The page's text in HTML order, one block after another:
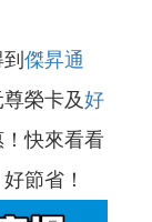
傑昇通
榮卡及好
快來看看
節省！